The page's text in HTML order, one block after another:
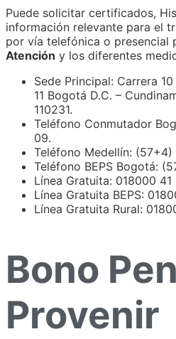
Puede solicitar certificados,
información relevante para el
por vía telefónica o presencial
Atención y los diferentes
Sede Principal: Carrera
11 Bogotá D.C. –
110231.
Teléfono Conmutador
09.
Teléfono Medellín:
Teléfono BEPS Bogotá:
Línea Gratuita: 018000
Línea Gratuita BEPS:
Línea Gratuita Rural:
Bono
Provenir